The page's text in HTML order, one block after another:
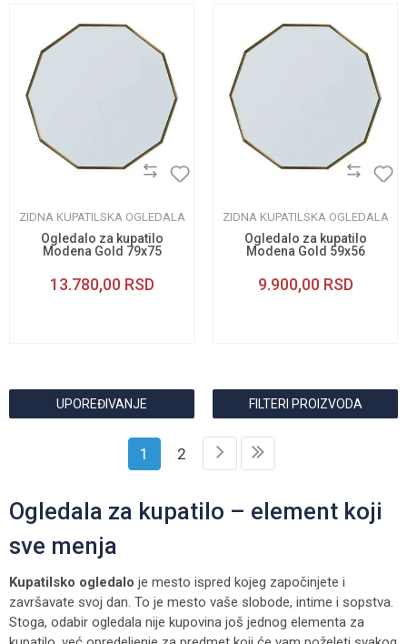
ZIDNA KUPATILSKA OGLEDALA
Ogledalo za kupatilo
Modena Gold 79x75
13.780,00 RSD
ZIDNA KUPATILSKA OGLEDALA
Ogledalo za kupatilo
Modena Gold 59x56
9.900,00 RSD
UPOREĐIVANJE FILTERI PROIZVODA
1 2
Ogledala za kupatilo – element koji
sve menja
Kupatilsko ogledalo je mesto ispred kojeg započinjete i
završavate svoj dan. To je mesto vaše slobode, intime i sopstva.
Stoga, odabir ogledala nije kupovina još jednog elementa za